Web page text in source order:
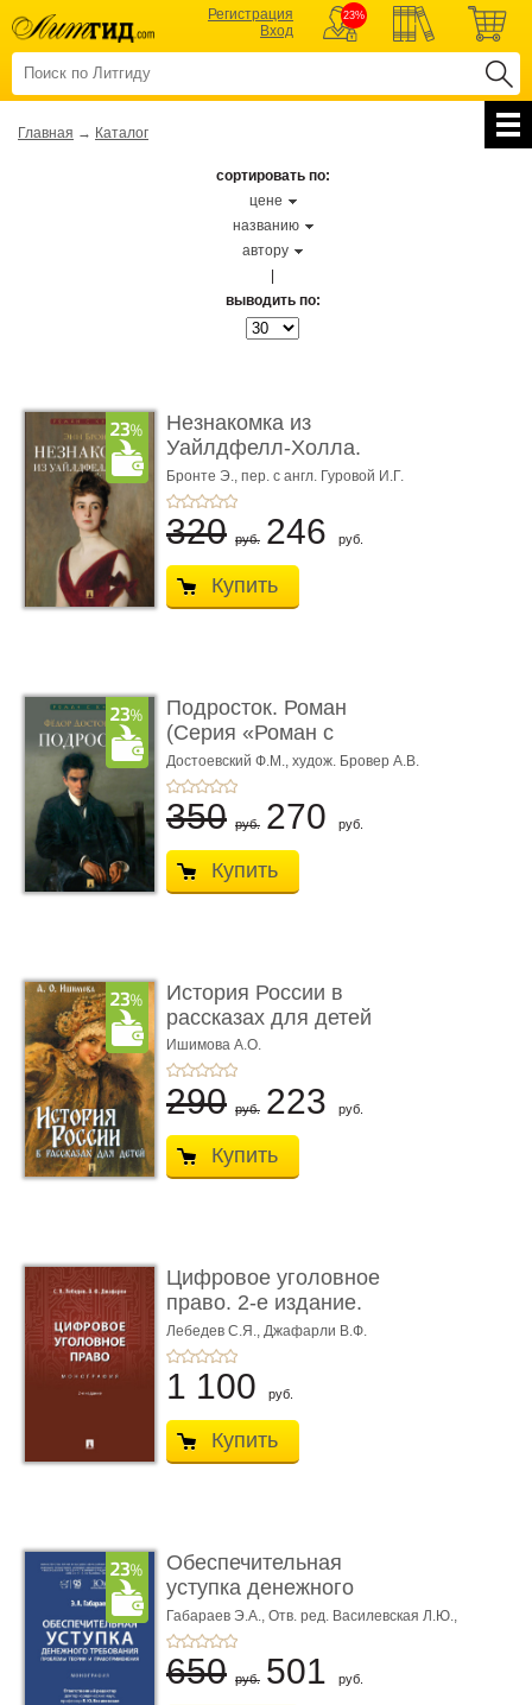
Регистрация
Вход
23%
Главная → Каталог
сортировать по:
цене
названию
автору
выводить по:
Незнакомка из
Уайлдфелл-Холла.
Роман (Серия «Р� ...
Бронте Э., пер. с англ. Гуровой И.Г.
320 руб. 246 руб.
Купить
Подросток. Роман
(Серия «Роман с
книгой»)
Достоевский Ф.М., худож. Бровер А.В.
350 руб. 270 руб.
Купить
История России в
рассказах для детей
Ишимова А.О.
290 руб. 223 руб.
Купить
Цифровое уголовное
право. 2-е издание.
Монограф ...
Лебедев С.Я., Джафарли В.Ф.
1 100 руб.
Купить
Обеспечительная
уступка денежного
требования ...
Габараев Э.А., Отв. ред. Василевская Л.Ю.,
вступ. сл. Каретина М.Г.
650 руб. 501 руб.